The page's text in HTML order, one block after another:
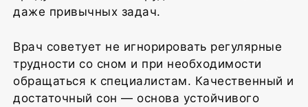
даже привычных задач.
Врач советует не игнорировать регулярные
трудности со сном и при необходимости
обращаться к специалистам. Качественный и
достаточный сон — основа устойчивого